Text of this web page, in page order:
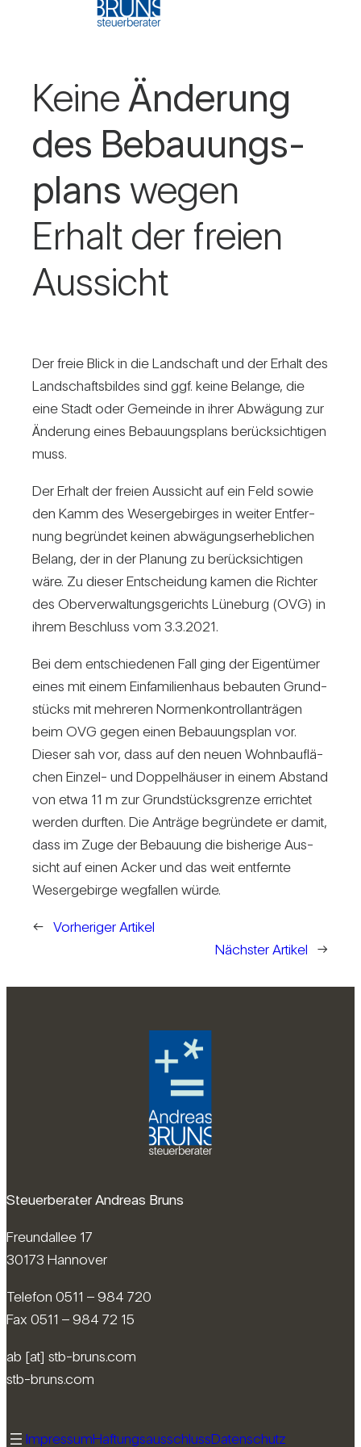
KeineÄnde­rung
des Bebau­ungs­
plans wegen
Erhalt der freien
Aus­sicht
Der freie Blick in die Land­schaft und der Erhalt des
Land­schafts­bildes sind ggf. keine Belange, die
eine Stadt oder Gemeinde in ihrer Abwä­gung zur
Ände­rung eines Bebau­ungs­plans berück­sich­tigen
muss.
Der Erhalt der freien Aus­sicht auf ein Feld sowie
den Kamm des Weser­ge­birges in weiter Ent­fer­
nung begründet keinen abwä­gungs­er­heb­li­chen
Belang, der in der Pla­nung zu berück­sich­tigen
wäre. Zu dieser Ent­schei­dung kamen die Richter
des Ober­ver­wal­tungs­ge­richts Lüne­burg (OVG) in
ihrem Beschluss vom 3.3.2021.
Bei dem ent­schie­denen Fall ging der Eigen­tümer
eines mit einem Ein­fa­mi­li­en­haus bebauten Grund­
stücks mit meh­reren Nor­men­kon­troll­an­trägen
beim OVG gegen einen Bebau­ungs­plan vor.
Dieser sah vor, dass auf den neuen Wohn­bau­flä­
chen Einzel- und Dop­pel­häuser in einem Abstand
von etwa 11 m zur Grund­stücks­grenze errichtet
werden durften. Die Anträge begrün­dete er damit,
dass im Zuge der Bebauung die bis­he­rige Aus­
sicht auf einen Acker und das weit ent­fernte
Weser­ge­birge weg­fallen würde.
← Vorheriger Artikel
Nächster Artikel
→
Steuerberater Andreas Bruns
Freundallee 17
30173 Hannover
Telefon 0511 – 984 720
Fax 0511 – 984 72 15
ab [at] stb-bruns.com
stb-bruns.com
ImpressumHaftungsausschlussDatenschutz